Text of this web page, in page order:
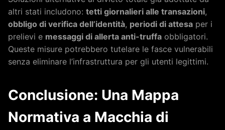
altri stati includono: tetti giornalieri alle transazioni,
obbligo di verifica dell’identità, periodi di attesa per i
prelievi e messaggi di allerta anti-truffa obbligatori.
Queste misure potrebbero tutelare le fasce vulnerabili
senza eliminare l’infrastruttura per gli utenti legittimi.
Conclusione: Una Mappa
Normativa a Macchia di